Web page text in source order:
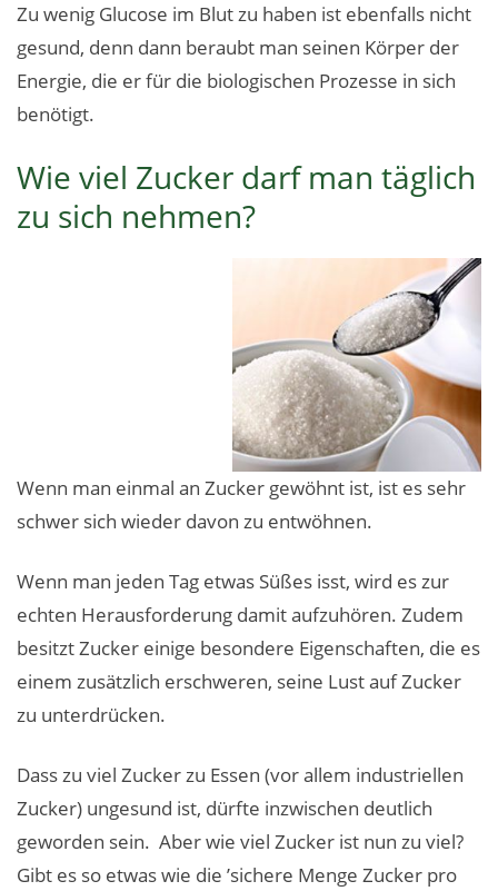
Zu wenig Glucose im Blut zu haben ist ebenfalls nicht
gesund, denn dann beraubt man seinen Körper der
Energie, die er für die biologischen Prozesse in sich
benötigt.
Wie viel Zucker darf man täglich
zu sich nehmen?
Wenn man einmal an Zucker gewöhnt ist, ist es sehr
schwer sich wieder davon zu entwöhnen.
Wenn man jeden Tag etwas Süßes isst, wird es zur
echten Herausforderung damit aufzuhören. Zudem
besitzt Zucker einige besondere Eigenschaften, die es
einem zusätzlich erschweren, seine Lust auf Zucker
zu unterdrücken.
Dass zu viel Zucker zu Essen (vor allem industriellen
Zucker) ungesund ist, dürfte inzwischen deutlich
geworden sein. Aber wie viel Zucker ist nun zu viel?
Gibt es so etwas wie die ’sichere Menge Zucker pro